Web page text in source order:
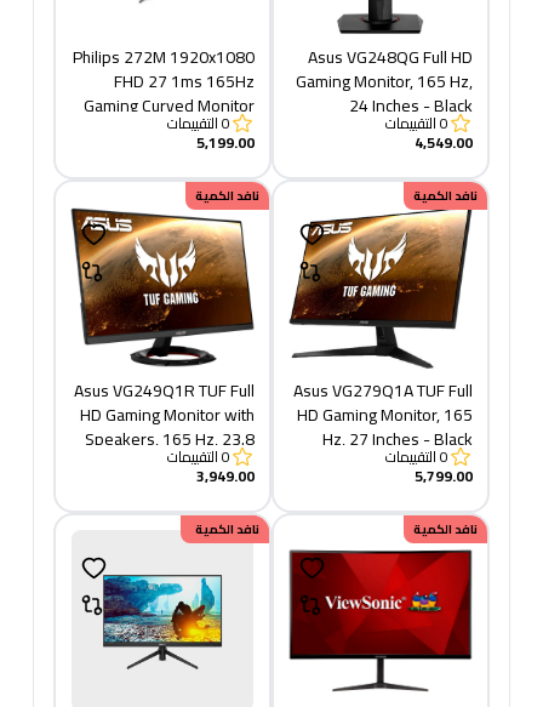
Asus VG248QG Full HD
Gaming Monitor, 165 Hz,
24 Inches - Black
0التقييمات
4,549.00
Philips 272M 1920x1080
FHD 27 1ms 165Hz
Gaming Curved Monitor
0التقييمات
5,199.00
نافد الكمية
Asus VG279Q1A TUF Full
HD Gaming Monitor, 165
Hz, 27 Inches - Black
0التقييمات
5,799.00
نافد الكمية
Asus VG249Q1R TUF Full
HD Gaming Monitor with
Speakers, 165 Hz, 23.8
Inches - Black
0التقييمات
3,949.00
نافد الكمية خصم175.00
نافد الكمية